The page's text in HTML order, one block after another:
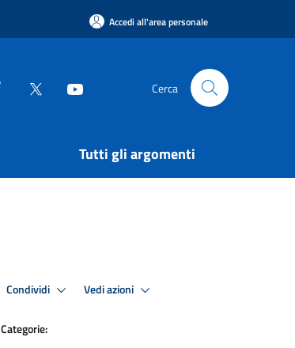
Accedi all'area personale
Cerca
Tutti gli argomenti
Condividi Vedi azioni
Categorie: